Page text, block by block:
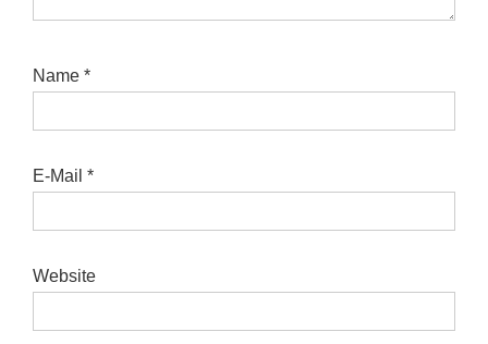
Name *
E-Mail *
Website